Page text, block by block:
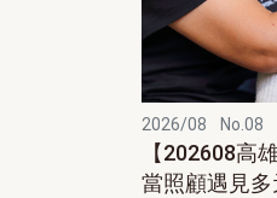
2026/08 No.08
【202608高
當照顧遇見